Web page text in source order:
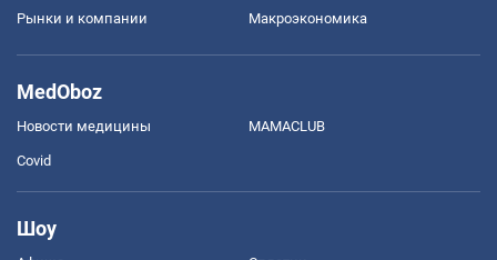
Рынки и компании Mакроэкономика
MedOboz
Новости медицины MAMACLUB
Covid
Шоу